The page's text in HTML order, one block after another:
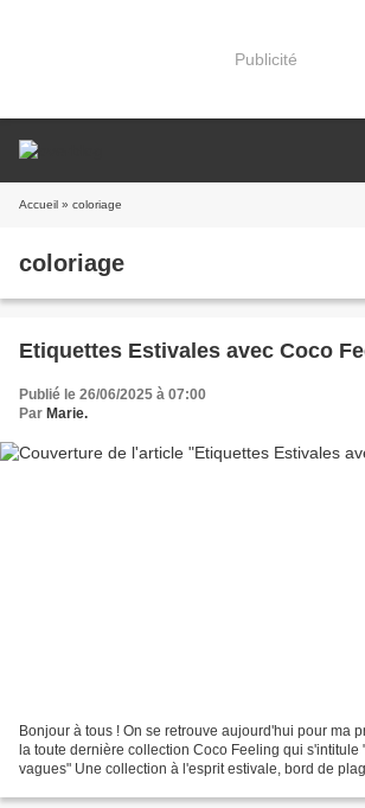
Publicité
Accueil » coloriage
coloriage
Etiquettes Estivales avec Coco
Publié le 26/06/2025 à 07:00
Par Marie.
Bonjour à tous ! On se retrouve aujourd'hui pour ma
la toute dernière collection Coco Feeling qui s'intitule
vagues" Une collection à l'esprit estivale, bord de